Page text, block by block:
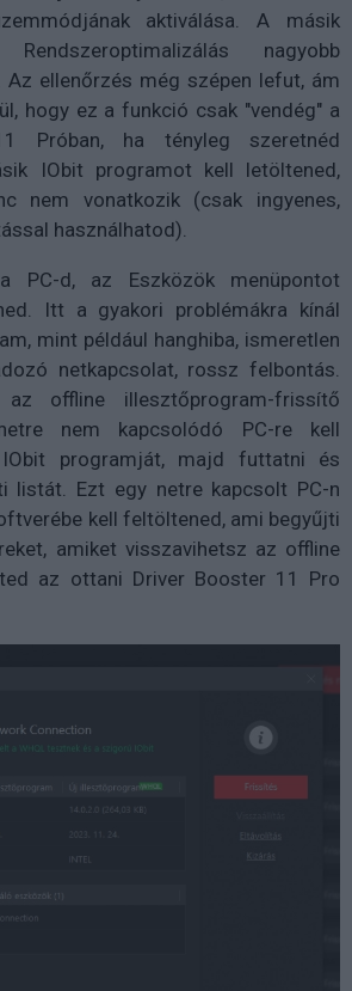
aktiválása. A másik
nagyobb
ellenőrzés még szépen lefut, ám
hogy ez a funkció csak "vendég" a
Próban, ha tényleg szeretnéd
IObit programot kell letöltened,
nem vonatkozik (csak ingyenes,
használhatod).
PC-d, az Eszközök menüpontot
Itt a gyakori problémákra kínál
mint például hanghiba, ismeretlen
netkapcsolat, rossz felbontás.
offline illesztőprogram-frissítő
nem kapcsolódó PC-re kell
programját, majd futtatni és
listát. Ezt egy netre kapcsolt PC-n
kell feltöltened, ami begyűjti
amiket visszavihetsz az offline
az ottani Driver Booster 11 Pro